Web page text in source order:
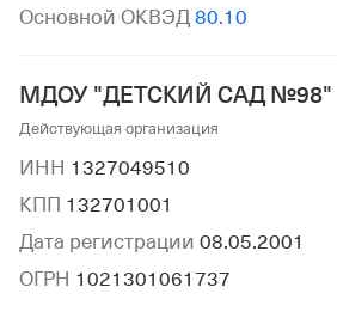
Основной ОКВЭД 80.10
МДОУ "ДЕТСКИЙ САД №98"
Действующая организация
ИНН 1327049510
КПП 132701001
Дата регистрации 08.05.2001
ОГРН 1021301061737